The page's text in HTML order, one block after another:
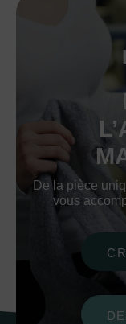
De la pièce
vous